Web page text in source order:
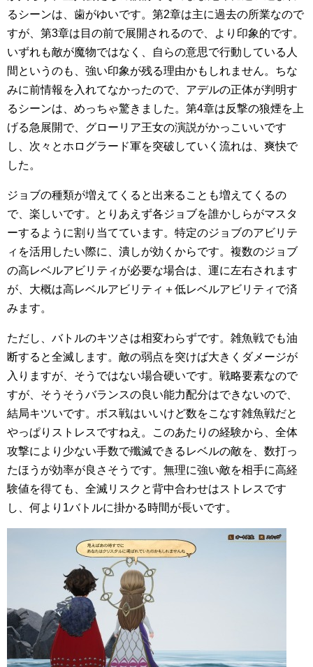
るシーンは、歯がゆいです。第2章は主に過去の所業なので
すが、第3章は目の前で展開されるので、より印象的です。
いずれも敵が魔物ではなく、自らの意思で行動している人
間というのも、強い印象が残る理由かもしれません。ちな
みに前情報を入れてなかったので、アデルの正体が判明す
るシーンは、めっちゃ驚きました。第4章は反撃の狼煙を上
げる急展開で、グローリア王女の演説がかっこいいです
し、次々とホログラード軍を突破していく流れは、爽快で
した。
ジョブの種類が増えてくると出来ることも増えてくるの
で、楽しいです。とりあえず各ジョブを誰かしらがマスタ
ーするように割り当てています。特定のジョブのアビリテ
ィを活用したい際に、潰しが効くからです。複数のジョブ
の高レベルアビリティが必要な場合は、運に左右されます
が、大概は高レベルアビリティ＋低レベルアビリティで済
みます。
ただし、バトルのキツさは相変わらずです。雑魚戦でも油
断すると全滅します。敵の弱点を突けば大きくダメージが
入りますが、そうではない場合硬いです。戦略要素なので
すが、そうそうバランスの良い能力配分はできないので、
結局キツいです。ボス戦はいいけど数をこなす雑魚戦だと
やっぱりストレスですねえ。このあたりの経験から、全体
攻撃により少ない手数で殲滅できるレベルの敵を、数打っ
たほうが効率が良さそうです。無理に強い敵を相手に高経
験値を得ても、全滅リスクと背中合わせはストレスです
し、何より1バトルに掛かる時間が長いです。